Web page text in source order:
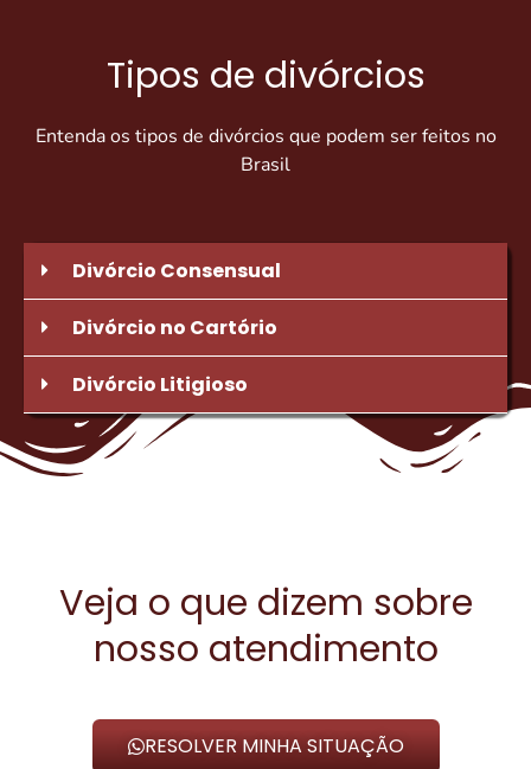
Tipos de divórcios
Entenda os tipos de divórcios que podem ser feitos no
Brasil
Divórcio Consensual
Divórcio no Cartório
Divórcio Litigioso
Veja o que dizem sobre
nosso atendimento
RESOLVER MINHA SITUAÇÃO